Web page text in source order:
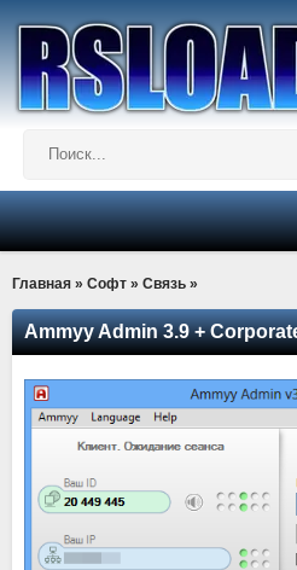
Главная » Софт » Связь »
Ammyy Admin 3.9 +